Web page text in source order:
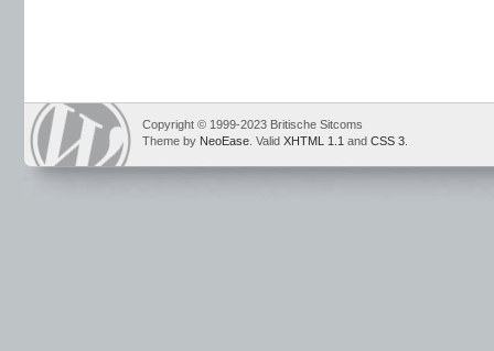
Copyright © 1999-2023 Britische Sitcoms
Theme by NeoEase . Valid XHTML 1.1 and CSS 3